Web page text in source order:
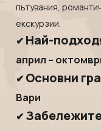
Екскурзии в
Екскурзии във
Екскурзии в
Екскурзия в
Екскурзии
Екскурзии във
Мексико
Намибия
Непал
Нова Зеландия
Оман
ОАЕ
пътувания,
екскурзии.
✔ Най-
април –
✔ Основни
Вари
✔